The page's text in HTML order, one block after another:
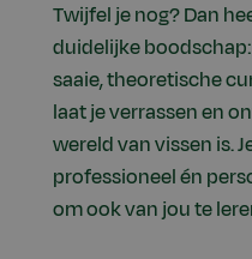
Twijfel je nog? Dan
duidelijke
saaie, theoretische
laat je verrassen en
wereld van vissen is.
professioneel én
om ook van jou te